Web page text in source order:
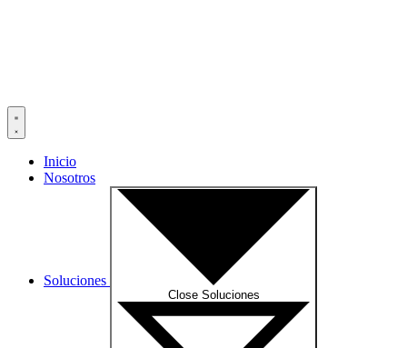
Inicio
Nosotros
Soluciones
Close Soluciones